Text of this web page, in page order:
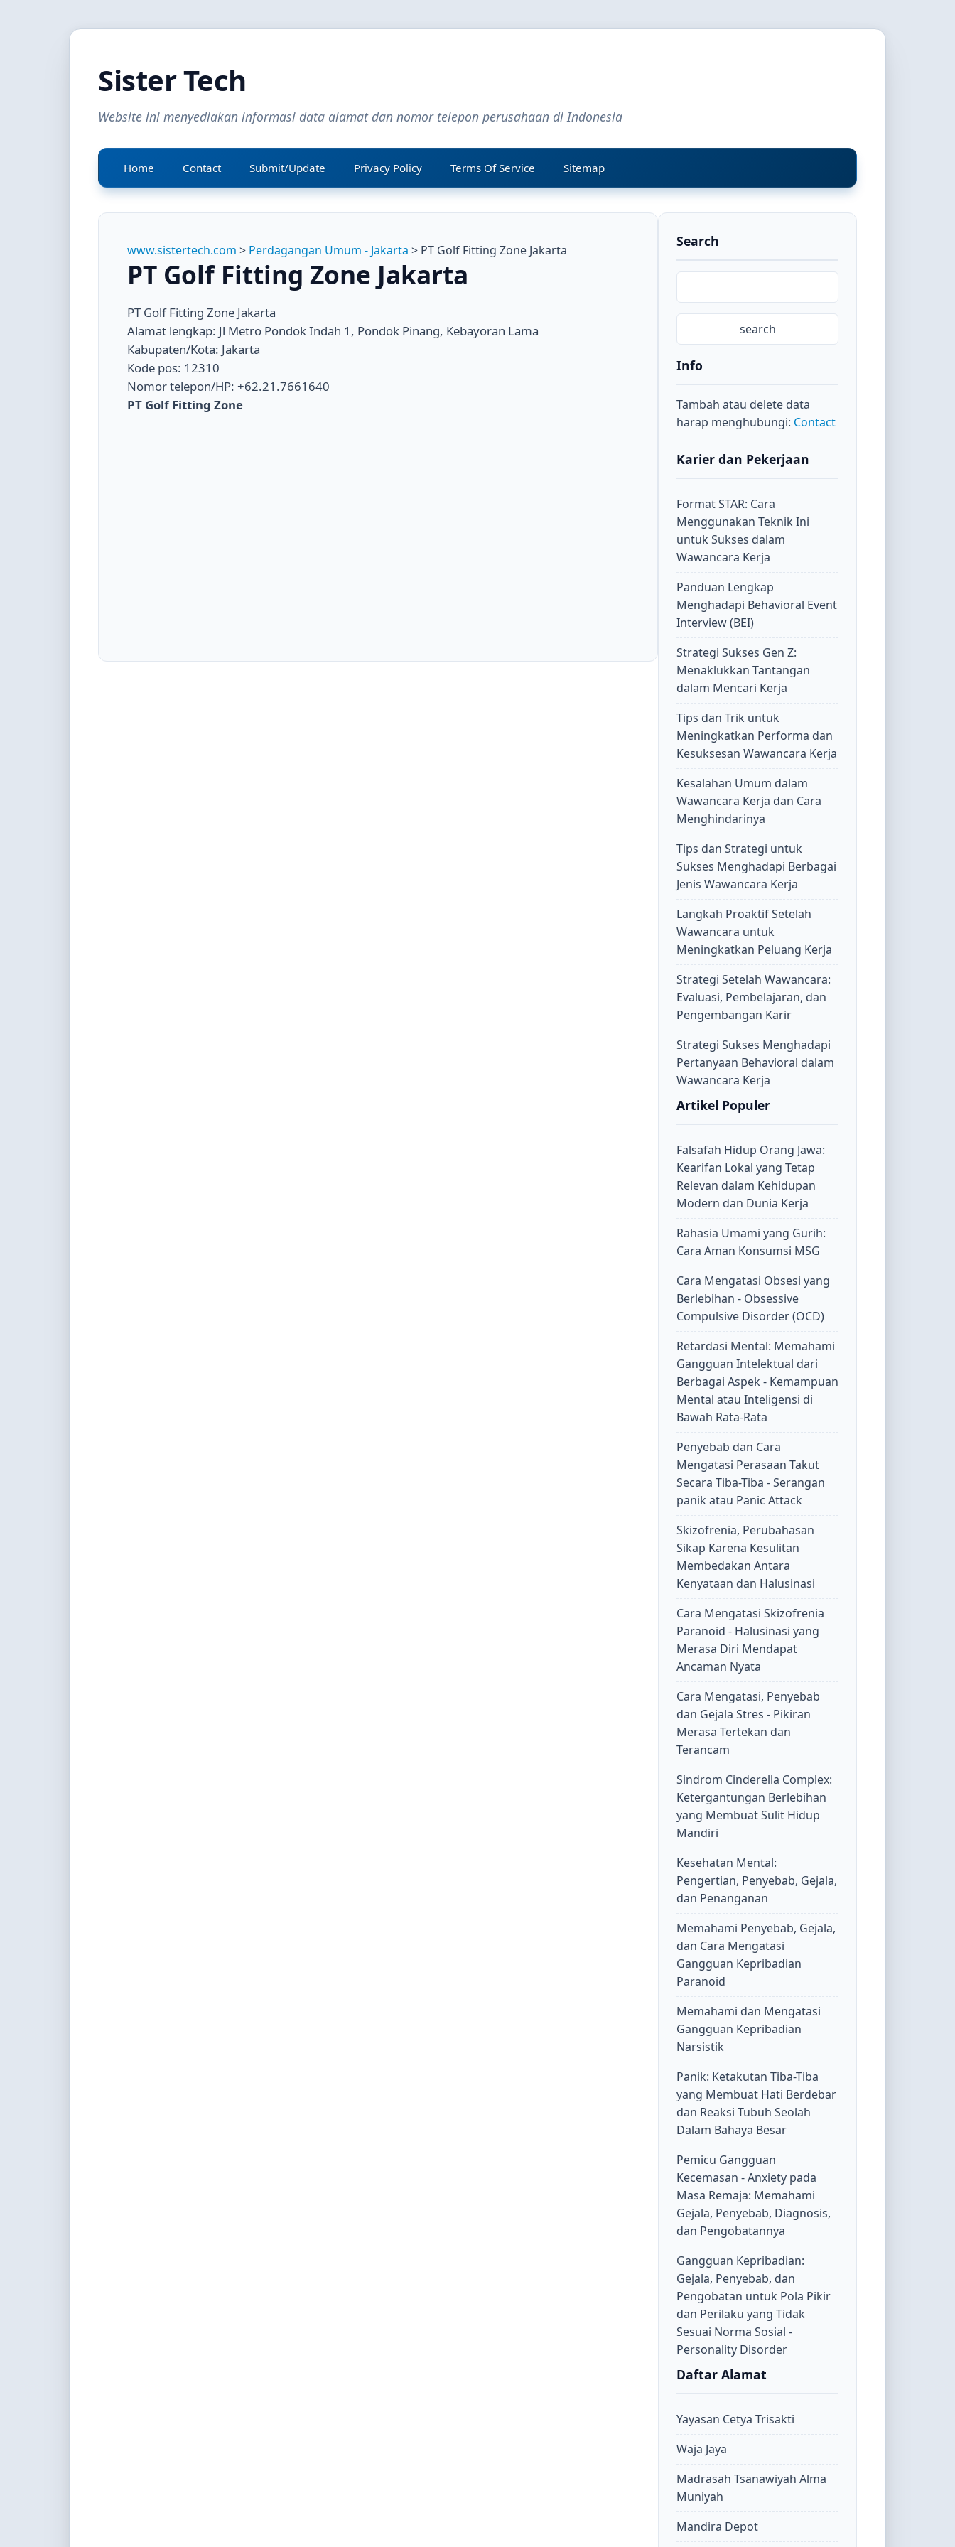
Sister Tech
Website ini menyediakan informasi data alamat dan nomor telepon perusahaan di Indonesia
Home Contact Submit/Update Privacy Policy Terms Of Service Sitemap
www.sistertech.com > Perdagangan Umum - Jakarta > PT Golf Fitting Zone Jakarta
PT Golf Fitting Zone Jakarta
PT Golf Fitting Zone Jakarta
Alamat lengkap: Jl Metro Pondok Indah 1, Pondok Pinang, Kebayoran Lama
Kabupaten/Kota: Jakarta
Kode pos: 12310
Nomor telepon/HP: +62.21.7661640
PT Golf Fitting Zone
Search
Info
Tambah atau delete data
harap menghubungi: Contact
Karier dan Pekerjaan
Format STAR: Cara
Menggunakan Teknik Ini
untuk Sukses dalam
Wawancara Kerja
Panduan Lengkap
Menghadapi Behavioral Event
Interview (BEI)
Strategi Sukses Gen Z:
Menaklukkan Tantangan
dalam Mencari Kerja
Tips dan Trik untuk
Meningkatkan Performa dan
Kesuksesan Wawancara Kerja
Kesalahan Umum dalam
Wawancara Kerja dan Cara
Menghindarinya
Tips dan Strategi untuk
Sukses Menghadapi Berbagai
Jenis Wawancara Kerja
Langkah Proaktif Setelah
Wawancara untuk
Meningkatkan Peluang Kerja
Strategi Setelah Wawancara:
Evaluasi, Pembelajaran, dan
Pengembangan Karir
Strategi Sukses Menghadapi
Pertanyaan Behavioral dalam
Wawancara Kerja
Artikel Populer
Falsafah Hidup Orang Jawa:
Kearifan Lokal yang Tetap
Relevan dalam Kehidupan
Modern dan Dunia Kerja
Rahasia Umami yang Gurih:
Cara Aman Konsumsi MSG
Cara Mengatasi Obsesi yang
Berlebihan - Obsessive
Compulsive Disorder (OCD)
Retardasi Mental: Memahami
Gangguan Intelektual dari
Berbagai Aspek - Kemampuan
Mental atau Inteligensi di
Bawah Rata-Rata
Penyebab dan Cara
Mengatasi Perasaan Takut
Secara Tiba-Tiba - Serangan
panik atau Panic Attack
Skizofrenia, Perubahasan
Sikap Karena Kesulitan
Membedakan Antara
Kenyataan dan Halusinasi
Cara Mengatasi Skizofrenia
Paranoid - Halusinasi yang
Merasa Diri Mendapat
Ancaman Nyata
Cara Mengatasi, Penyebab
dan Gejala Stres - Pikiran
Merasa Tertekan dan
Terancam
Sindrom Cinderella Complex:
Ketergantungan Berlebihan
yang Membuat Sulit Hidup
Mandiri
Kesehatan Mental:
Pengertian, Penyebab, Gejala,
dan Penanganan
Memahami Penyebab, Gejala,
dan Cara Mengatasi
Gangguan Kepribadian
Paranoid
Memahami dan Mengatasi
Gangguan Kepribadian
Narsistik
Panik: Ketakutan Tiba-Tiba
yang Membuat Hati Berdebar
dan Reaksi Tubuh Seolah
Dalam Bahaya Besar
Pemicu Gangguan
Kecemasan - Anxiety pada
Masa Remaja: Memahami
Gejala, Penyebab, Diagnosis,
dan Pengobatannya
Gangguan Kepribadian:
Gejala, Penyebab, dan
Pengobatan untuk Pola Pikir
dan Perilaku yang Tidak
Sesuai Norma Sosial -
Personality Disorder
Daftar Alamat
Yayasan Cetya Trisakti
Waja Jaya
Madrasah Tsanawiyah Alma
Muniyah
Mandira Depot